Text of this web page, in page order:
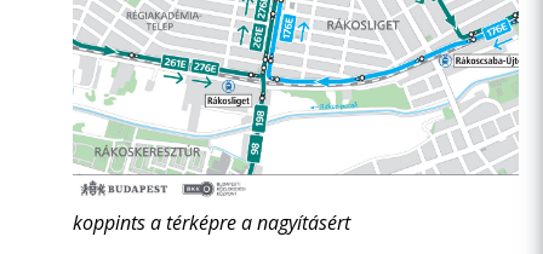
koppints a térképre a nagyításért